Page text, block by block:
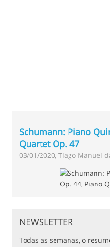
Schumann: Piano
Quartet Op. 47
03/01/2020, Tiago Manuel
NEWSLETTER
Todas as semanas, o